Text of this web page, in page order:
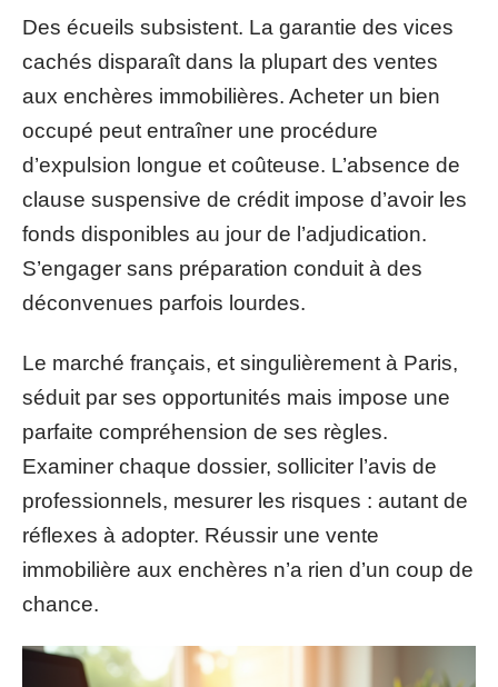
Des écueils subsistent. La garantie des vices
cachés disparaît dans la plupart des ventes
aux enchères immobilières. Acheter un bien
occupé peut entraîner une procédure
d’expulsion longue et coûteuse. L’absence de
clause suspensive de crédit impose d’avoir les
fonds disponibles au jour de l’adjudication.
S’engager sans préparation conduit à des
déconvenues parfois lourdes.
Le marché français, et singulièrement à Paris,
séduit par ses opportunités mais impose une
parfaite compréhension de ses règles.
Examiner chaque dossier, solliciter l’avis de
professionnels, mesurer les risques : autant de
réflexes à adopter. Réussir une vente
immobilière aux enchères n’a rien d’un coup de
chance.